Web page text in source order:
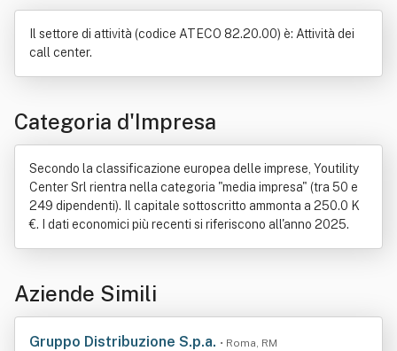
Il settore di attività (codice ATECO 82.20.00) è: Attività dei
call center.
Categoria d'Impresa
Secondo la classificazione europea delle imprese, Youtility
Center Srl rientra nella categoria "media impresa" (tra 50 e
249 dipendenti). Il capitale sottoscritto ammonta a 250.0 K
€. I dati economici più recenti si riferiscono all'anno 2025.
Aziende Simili
Gruppo Distribuzione S.p.a. • Roma, RM